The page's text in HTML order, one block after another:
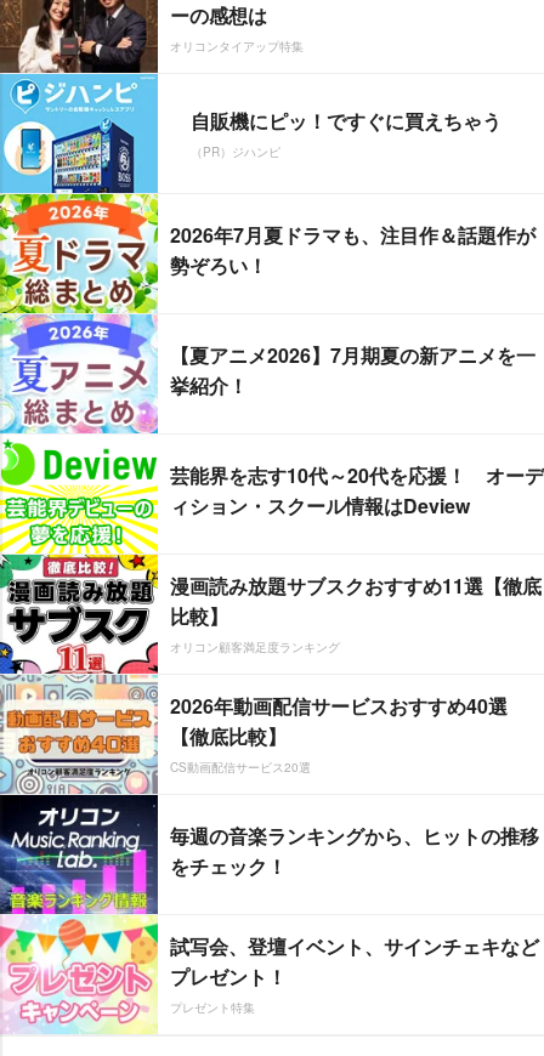
ーの感想は
オリコンタイアップ特集
自販機にピッ！ですぐに買えちゃう
（PR）ジハンピ
2026年7月夏ドラマも、注目作＆話題作が
勢ぞろい！
【夏アニメ2026】7月期夏の新アニメを一
挙紹介！
芸能界を志す10代～20代を応援！ オーデ
ィション・スクール情報はDeview
漫画読み放題サブスクおすすめ11選【徹底
比較】
オリコン顧客満足度ランキング
2026年動画配信サービスおすすめ40選
【徹底比較】
CS動画配信サービス20選
毎週の音楽ランキングから、ヒットの推移
をチェック！
試写会、登壇イベント、サインチェキなど
プレゼント！
プレゼント特集